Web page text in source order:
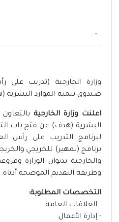
-
وزارة الخارجية (تدريب على
صندوق تنمية الموارد البشرية
اعلنت وزارة الخارجية
البشرية (هدف) عن فتح باب
لبرنامج التدريب على رأس
برنامج (تمهير) للخريجي
والخارجية بديوان الوزارة
وطريقة التقديم الموضحة أدناه.
التخصصات المطلوبة:
- العلاقات العامة.
- إدارة الأعمال.